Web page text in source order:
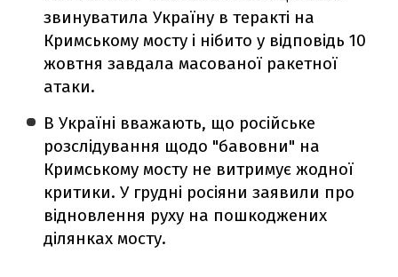
звинуватила Україну в теракті на
Кримському мосту і нібито у відповідь 10
жовтня завдала масованої ракетної
атаки.
В Україні вважають, що російське
розслідування щодо "бавовни" на
Кримському мосту не витримує жодної
критики. У грудні росіяни заявили про
відновлення руху на пошкоджених
ділянках мосту.